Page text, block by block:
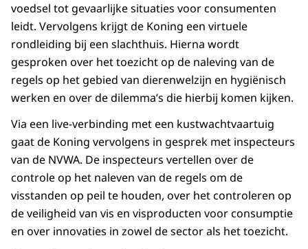
voedsel tot gevaarlijke situaties voor consumenten
leidt. Vervolgens krijgt de Koning een virtuele
rondleiding bij een slachthuis. Hierna wordt
gesproken over het toezicht op de naleving van de
regels op het gebied van dierenwelzijn en hygiënisch
werken en over de dilemma’s die hierbij komen kijken.
Via een live-verbinding met een kustwachtvaartuig
gaat de Koning vervolgens in gesprek met inspecteurs
van de NVWA. De inspecteurs vertellen over de
controle op het naleven van de regels om de
visstanden op peil te houden, over het controleren op
de veiligheid van vis en visproducten voor consumptie
en over innovaties in zowel de sector als het toezicht.